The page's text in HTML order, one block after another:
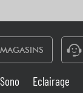
MAGASINS
Sono Eclairage